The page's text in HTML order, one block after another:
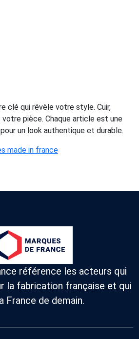
clé qui révèle votre style. Cuir,
pièce. Chaque article est une
un look authentique et durable.
made in france
référence les acteurs qui
la fabrication française et qui
France de demain.